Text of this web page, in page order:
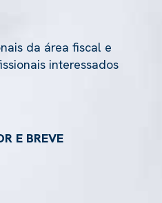
da área fiscal e
interessados
E BREVE